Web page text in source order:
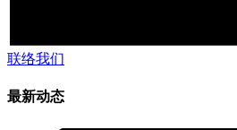
联络我们
最新动态